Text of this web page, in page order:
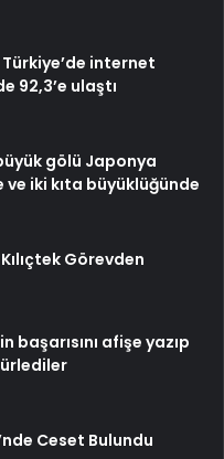
Türkiye’de internet
92,3’e ulaştı
gölü Japonya
ve iki kıta büyüklüğünde
Görevden
başarısını afişe yazıp
Ceset Bulundu